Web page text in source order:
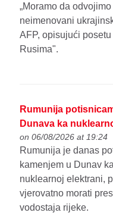
„Moramo da
neimenovani
AFP, opisujući
Rusima".
Rumunija
Dunava ka
on 06/08/2026 at 19:24
Rumunija je danas
kamenjem u Dunav
nuklearnoj elektrani,
vjerovatno morati
vodostaja rijeke.